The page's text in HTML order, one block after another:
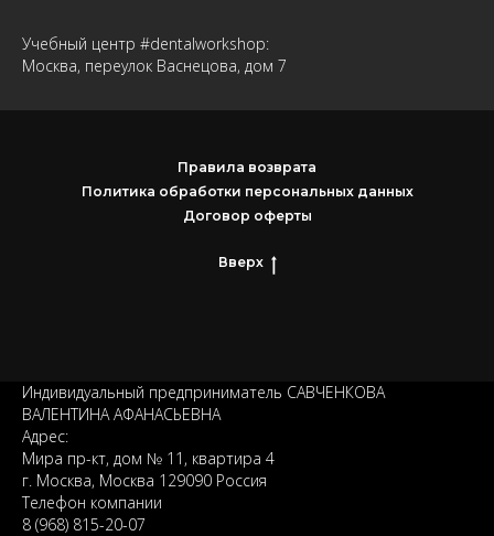
Учебный центр #dentalworkshop:
Москва, переулок Васнецова, дом 7
Правила возврата
Политика обработки персональных данных
Договор оферты
Вверх
Индивидуальный предприниматель САВЧЕНКОВА
ВАЛЕНТИНА АФАНАСЬЕВНА
Адрес:
Мира пр-кт, дом № 11, квартира 4
г. Москва, Москва 129090 Россия
Телефон компании
8 (968) 815-20-07